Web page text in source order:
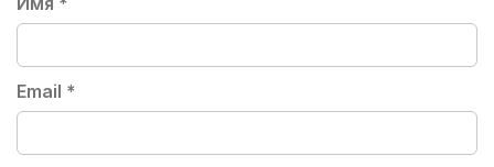
Email *